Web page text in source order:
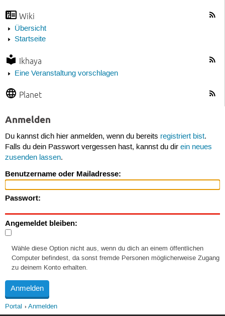
Wiki
Übersicht
Startseite
Ikhaya
Eine Veranstaltung vorschlagen
Planet
Anmelden
Du kannst dich hier anmelden, wenn du bereits registriert bist.
Falls du dein Passwort vergessen hast, kannst du dir ein neues
zusenden lassen.
Benutzername oder Mailadresse:
Passwort:
Angemeldet bleiben:
Wähle diese Option nicht aus, wenn du dich an einem öffentlichen
Computer befindest, da sonst fremde Personen möglicherweise Zugang
zu deinem Konto erhalten.
Portal Anmelden